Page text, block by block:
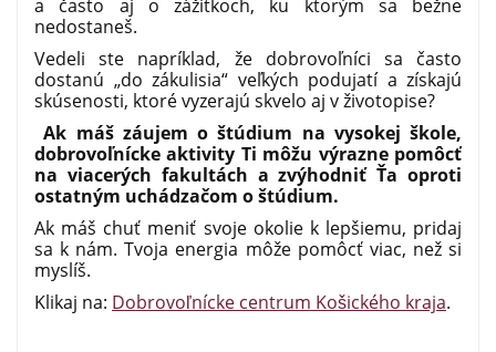
a často aj o zážitkoch, ku ktorým sa bežne
nedostaneš.
Vedeli ste napríklad, že dobrovoľníci sa často
dostanú „do zákulisia“ veľkých podujatí a získajú
skúsenosti, ktoré vyzerajú skvelo aj v životopise?
Ak máš záujem o štúdium na vysokej škole,
dobrovoľnícke aktivity Ti môžu výrazne pomôcť
na viacerých fakultách a zvýhodniť Ťa oproti
ostatným uchádzačom o štúdium.
Ak máš chuť meniť svoje okolie k lepšiemu, pridaj
sa k nám. Tvoja energia môže pomôcť viac, než si
myslíš.
Klikaj na: Dobrovoľnícke centrum Košického kraja.